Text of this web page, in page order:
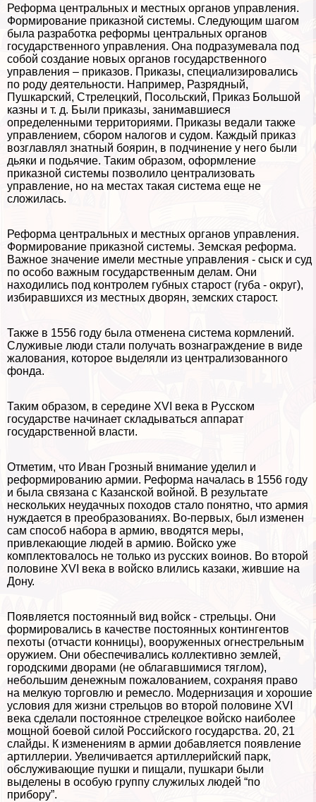
Реформа центральных и местных органов управления.
Формирование приказной системы. Следующим шагом
была разработка реформы центральных органов
государственного управления. Она подразумевала под
собой создание новых органов государственного
управления – приказов. Приказы, специализировались
по роду деятельности. Например, Разрядный,
Пушкарский, Стрелецкий, Посольский, Приказ Большой
казны и т. д. Были приказы, занимавшиеся
определенными территориями. Приказы ведали также
управлением, сбором налогов и судом. Каждый приказ
возглавлял знатный боярин, в подчинение у него были
дьяки и подьячие. Таким образом, оформление
приказной системы позволило централизовать
управление, но на местах такая система еще не
сложилась.
Реформа центральных и местных органов управления.
Формирование приказной системы. Земская реформа.
Важное значение имели местные управления - сыск и суд
по особо важным государственным делам. Они
находились под контролем губных старост (губа - округ),
избиравшихся из местных дворян, земских старост.
Также в 1556 году была отменена система кормлений.
Служивые люди стали получать вознаграждение в виде
жалования, которое выделяли из централизованного
фонда.
Таким образом, в середине XVI века в Русском
государстве начинает складываться аппарат
государственной власти.
Отметим, что Иван Грозный внимание уделил и
реформированию армии. Реформа началась в 1556 году
и была связана с Казанской войной. В результате
нескольких неудачных походов стало понятно, что армия
нуждается в преобразованиях. Во-первых, был изменен
сам способ набора в армию, вводятся меры,
привлекающие людей в армию. Войско уже
комплектовалось не только из русских воинов. Во второй
половине XVI века в войско влились казаки, жившие на
Дону.
Появляется постоянный вид войск - стрельцы. Они
формировались в качестве постоянных контингентов
пехоты (отчасти конницы), вооруженных огнестрельным
оружием. Они обеспечивались коллективно землей,
городскими дворами (не облагавшимися тяглом),
небольшим денежным пожалованием, сохраняя право
на мелкую торговлю и ремесло. Модернизация и хорошие
условия для жизни стрельцов во второй половине XVI
века сделали постоянное стрелецкое войско наиболее
мощной боевой силой Российского государства. 20, 21
слайды. К изменениям в армии добавляется появление
артиллерии. Увеличивается артиллерийский парк,
обслуживающие пушки и пищали, пушкари были
выделены в особую группу служилых людей “по
прибору”.